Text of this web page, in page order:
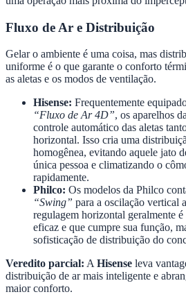
Fluxo de Ar e Distribuição
Gelar o ambiente é uma coisa, mas
uniforme é o que garante o conforto
as aletas e os modos de ventilação.
Hisense: Frequentemente
“Fluxo de Ar 4D”, os aparelhos
controle automático das aletas
horizontal. Isso cria uma
homogênea, evitando aquele jato
única pessoa e climatizando o
rapidamente.
Philco: Os modelos da Philco
“Swing” para a oscilação vertical
regulagem horizontal geralmente
eficaz e que cumpre sua função,
sofisticação de distribuição do
Veredito parcial: AHisense leva
distribuição de ar mais inteligente e
maior conforto.